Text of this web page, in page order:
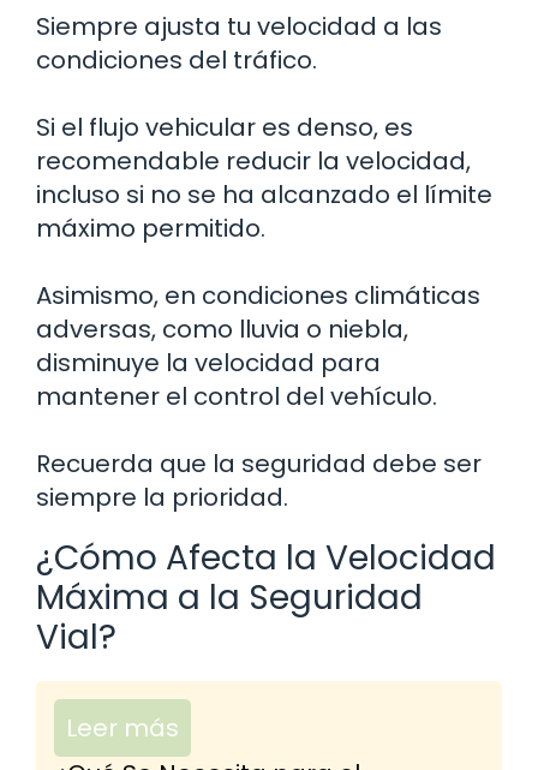
Siempre ajusta tu velocidad a las
condiciones del tráfico.
Si el flujo vehicular es denso, es
recomendable reducir la velocidad,
incluso si no se ha alcanzado el límite
máximo permitido.
Asimismo, en condiciones climáticas
adversas, como lluvia o niebla,
disminuye la velocidad para
mantener el control del vehículo.
Recuerda que la seguridad debe ser
siempre la prioridad.
¿Cómo Afecta la Velocidad
Máxima a la Seguridad
Vial?
Leer más